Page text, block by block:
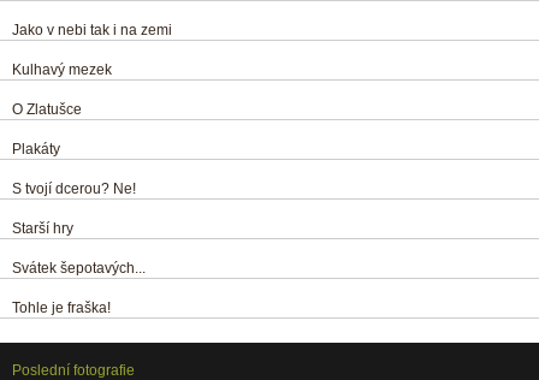
Jako v nebi tak i na zemi
Kulhavý mezek
O Zlatušce
Plakáty
S tvojí dcerou? Ne!
Starší hry
Svátek šepotavých...
Tohle je fraška!
Poslední fotografie